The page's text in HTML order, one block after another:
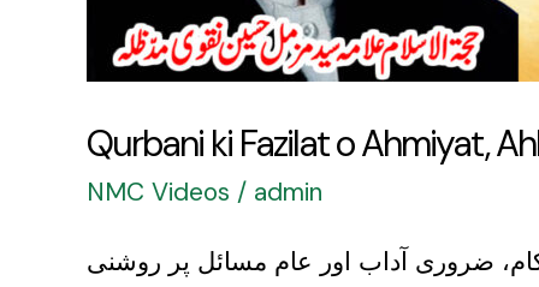
Qurbani ki Fazilat o Ahmiyat,
NMC Videos / admin
ضروری آداب اور عام مسائل پر روشنی